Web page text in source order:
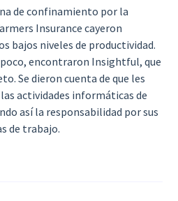
de confinamiento por la
Insurance cayeron
bajos niveles de productividad.
encontraron Insightful, que
Se dieron cuenta de que les
actividades informáticas de
así la responsabilidad por sus
de trabajo.